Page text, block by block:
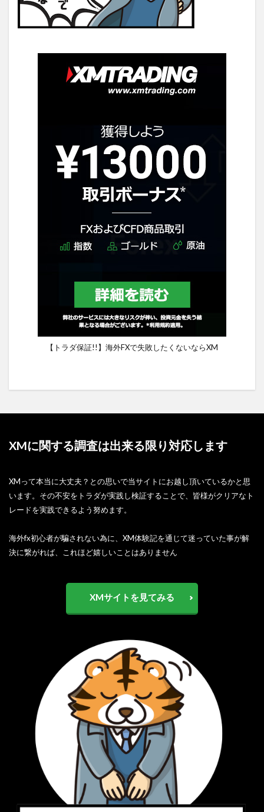
【トラダ保証!!】海外FXで失敗したくないならXM
XMに関する調査は出来る限り対応します
XMって本当に大丈夫？との思いで当サイトにお越し頂いているかと思
います。その不安をトラダが実践し検証することで、皆様がクリアなト
レードを実践できるよう努めます。
海外fx初心者が騙されない為に、XM体験記を通じて迷っていた事が解
決に繋がれば、これほど嬉しいことはありません
XMサイトを見てみる